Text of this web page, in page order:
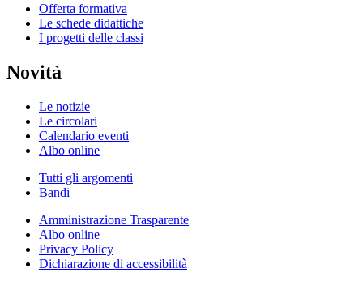
Offerta formativa
Le schede didattiche
I progetti delle classi
Novità
Le notizie
Le circolari
Calendario eventi
Albo online
Tutti gli argomenti
Bandi
Amministrazione Trasparente
Albo online
Privacy Policy
Dichiarazione di accessibilità